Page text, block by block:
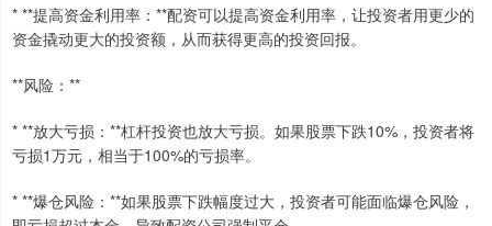
* **提高资金利用率：**配资可以提高资金利用率，让投资者用更少的
资金撬动更大的投资额，从而获得更高的投资回报。
**风险：**
* **放大亏损：**杠杆投资也放大亏损。如果股票下跌10%，投资者将
亏损1万元，相当于100%的亏损率。
* **爆仓风险：**如果股票下跌幅度过大，投资者可能面临爆仓风险，